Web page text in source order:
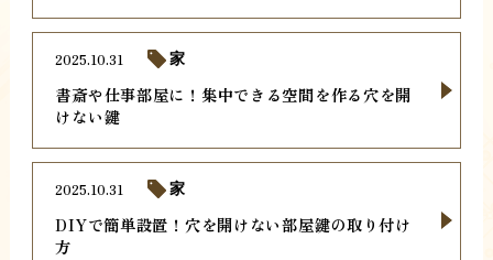
書斎や仕事部屋に！集中できる空間を作る穴を開
けない鍵
2025.10.31 家
DIYで簡単設置！穴を開けない部屋鍵の取り付け
方
2025.10.31 家